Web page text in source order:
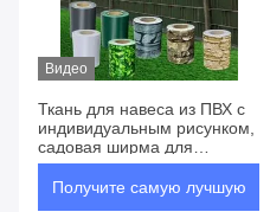
Видео
Ткань для навеса из ПВХ с
индивидуальным рисунком,
садовая ширма для
уединения, лента для
забора
Получите самую лучшую